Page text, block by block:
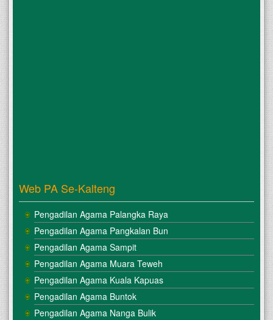
Web PA Se-Kalteng
Pengadilan Agama Palangka Raya
Pengadilan Agama Pangkalan Bun
Pengadilan Agama Sampit
Pengadilan Agama Muara Teweh
Pengadilan Agama Kuala Kapuas
Pengadilan Agama Buntok
Pengadilan Agama Nanga Bulik